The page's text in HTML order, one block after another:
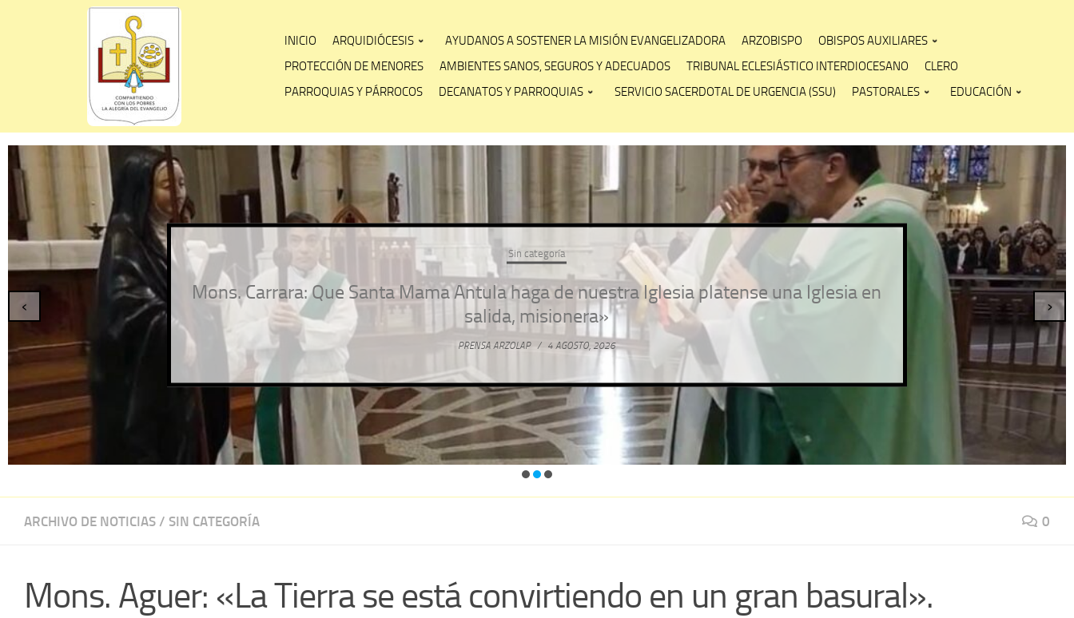
INICIO ARQUIDIÓCESIS AYUDANOS A SOSTENER LA MISIÓN EVANGELIZADORA ARZOBISPO
OBISPOS AUXILIARES
PROTECCIÓN DE MENORES
AMBIENTES SANOS, SEGUROS Y ADECUADOS TRIBUNAL ECLESIÁSTICO INTERDIOCESANO
CLERO
PARROQUIAS Y PÁRROCOS
DECANATOS Y PARROQUIAS SERVICIO SACERDOTAL DE URGENCIA (SSU) PASTORALES EDUCACIÓN
Sin categoría
Mons. Carrara: Que Santa Mama Antula haga de nuestra Iglesia platense una Iglesia en
salida, misionera»
PRENSA ARZOLAP / 4 AGOSTO, 2026
‹ ›
ARCHIVO DE NOTICIAS / SIN CATEGORÍA 0
Mons. Aguer: «La Tierra se está convirtiendo en un gran basural».